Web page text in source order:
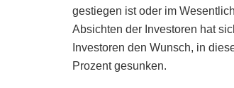
gestiegen ist oder im
Absichten der Investoren hat
Investoren den Wunsch, in
Prozent gesunken.